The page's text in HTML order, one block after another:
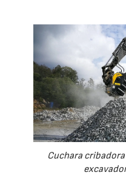
Cuchara